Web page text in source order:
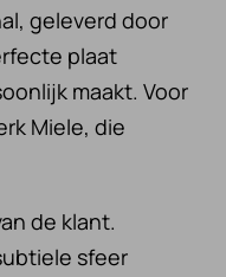
geleverd door
plaat
maakt. Voor
Miele, die
de klant.
sfeer